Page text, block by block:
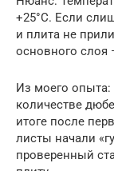
+25°C. Если
и плита не
основного слоя
Из моего
количестве
итоге после
листы начали
проверенный